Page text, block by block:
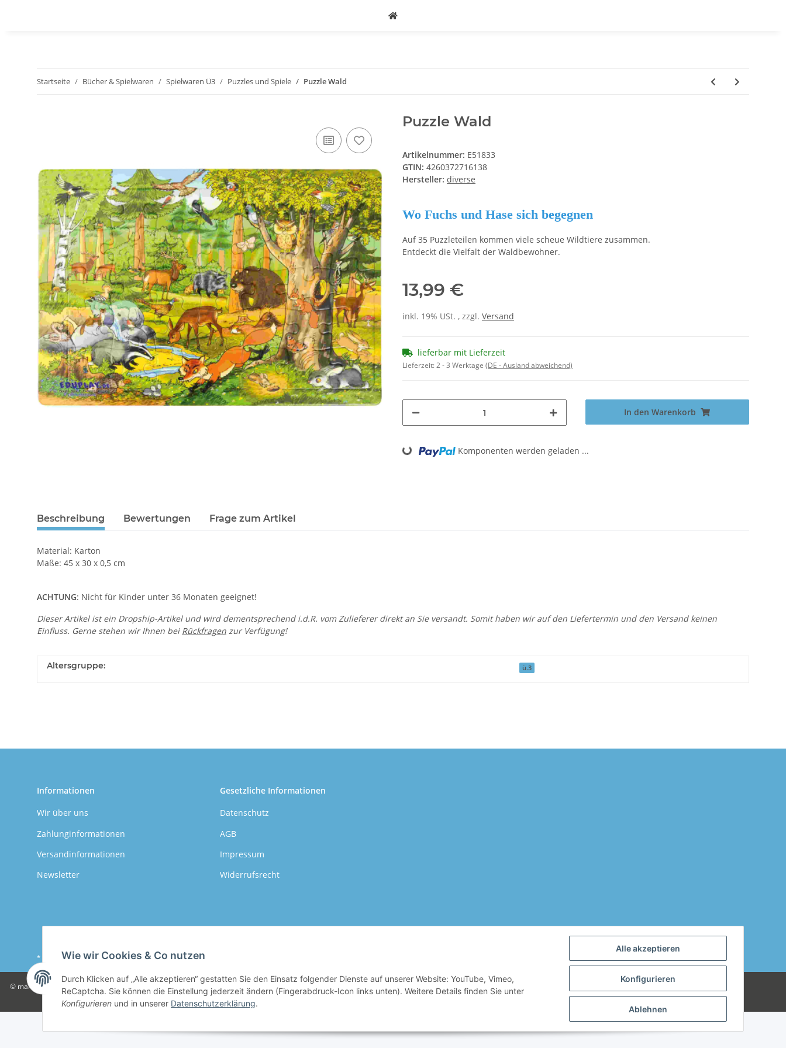
Startseite Bücher & Spielwaren Spielwaren Ü3 Puzzles und Spiele Puzzle Wald
Puzzle Wald
Artikelnummer: E51833
GTIN: 4260372716138
Hersteller: diverse
Wo Fuchs und Hase sich begegnen
Auf 35 Puzzleteilen kommen viele scheue Wildtiere zusammen.
Entdeckt die Vielfalt der Waldbewohner.
13,99 €
inkl. 19% USt. , zzgl. Versand
lieferbar mit Lieferzeit
Lieferzeit:2 - 3 Werktage (DE - Ausland abweichend)
In den Warenkorb
Loading... Komponenten werden geladen ...
Beschreibung Bewertungen Frage zum Artikel
Material: Karton
Maße: 45 x 30 x 0,5 cm
ACHTUNG: Nicht für Kinder unter 36 Monaten geeignet!
Dieser Artikel ist ein Dropship-Artikel und wird dementsprechend i.d.R. vom Zulieferer direkt an Sie versandt. Somit haben wir auf den Liefertermin und den Versand keinen
Einfluss. Gerne stehen wir Ihnen bei Rückfragen zur Verfügung!
Altersgruppe: ü.3
Informationen
Wir über uns
Zahlunginformationen
Versandinformationen
Newsletter
Gesetzliche Informationen
Datenschutz
AGB
Impressum
Widerrufsrecht
* Alle Preise inkl. gesetzlicher USt., zzgl.Versand
© mahalinchen GmbH
Wir sind ein junges, modernes Unternehmen. Unsere Qualitätsansprüche sind für uns die oberste Maxime unseres Betriebes. Nur so können wir uns mit jedem Produkt, das
wir Ihnen anbieten, identifizieren.
Wie wir Cookies & Co nutzen
Durch Klicken auf „Alle akzeptieren“ gestatten Sie den Einsatz folgender Dienste auf unserer Website: YouTube, Vimeo,
ReCaptcha. Sie können die Einstellung jederzeit ändern (Fingerabdruck-Icon links unten). Weitere Details finden Sie unter
Konfigurieren und in unserer Datenschutzerklärung.
Alle akzeptieren
Konfigurieren
Ablehnen